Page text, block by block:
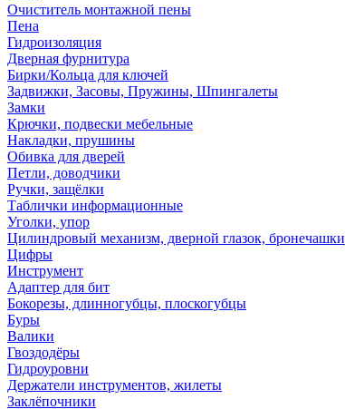
Очиститель монтажной пены
Пена
Гидроизоляция
Дверная фурнитура
Бирки/Кольца для ключей
Задвижки, Засовы, Пружины, Шпингалеты
Замки
Крючки, подвески мебельные
Накладки, прушины
Обивка для дверей
Петли, доводчики
Ручки, защёлки
Таблички информационные
Уголки, упор
Цилиндровый механизм, дверной глазок, бронечашки
Цифры
Инструмент
Адаптер для бит
Бокорезы, длинногубцы, плоскогубцы
Буры
Валики
Гвоздодёры
Гидроуровни
Держатели инструментов, жилеты
Заклёпочники